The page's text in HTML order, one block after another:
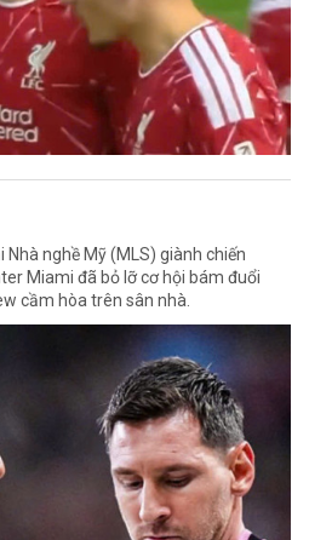
nghề Mỹ (MLS) giành chiến
Miami đã bỏ lỡ cơ hội bám đuổi
cầm hòa trên sân nhà.